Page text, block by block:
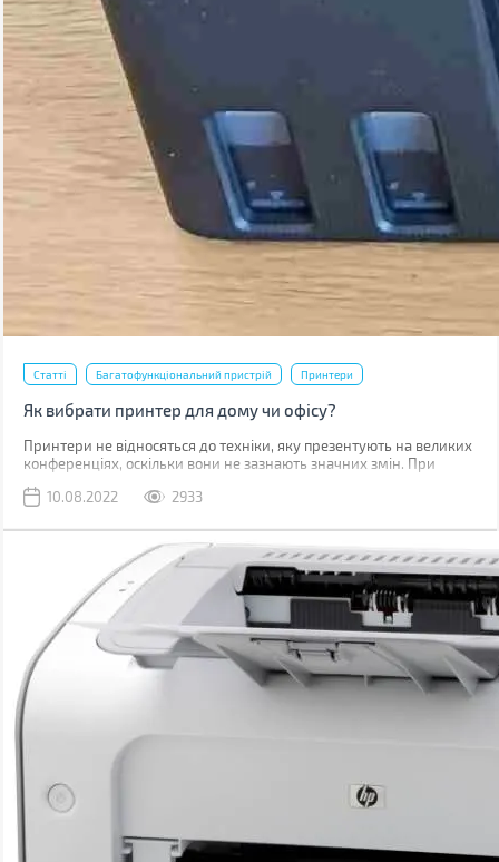
Статті Багатофункціональний пристрій Принтери
Як вибрати принтер для дому чи офісу?
Принтери не відносяться до техніки, яку презентують на великих
конференціях, оскільки вони не зазнають значних змін. При
10.08.2022
2933